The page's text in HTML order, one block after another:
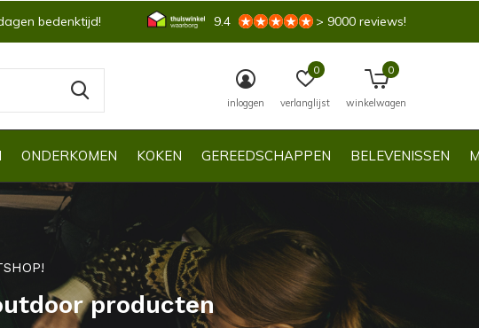
ONDERKOMEN KOKEN GEREEDSCHAPPEN BELEVENISSEN
inloggen verlanglijst
0
winkelwagen
0
bedenktijd! 9.4 > 9000 reviews!
producten